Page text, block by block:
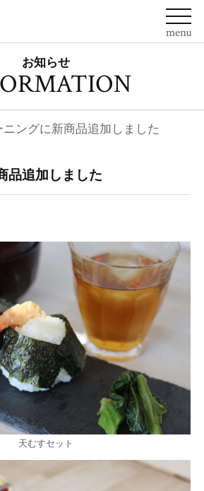
menu
お知らせ
ニングに新商品追加しました
品追加しました
天むすセット